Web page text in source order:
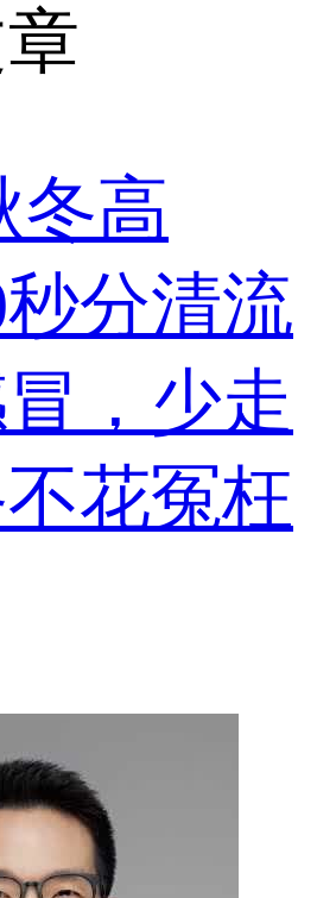
冬高
分清流
，少走
花冤枉